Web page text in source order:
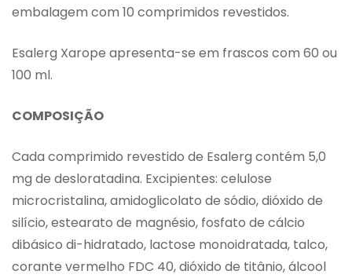
embalagem com 10 comprimidos revestidos.
Esalerg Xarope apresenta-se em frascos com 60 ou
100 ml.
COMPOSIÇÃO
Cada comprimido revestido de Esalerg contém 5,0
mg de desloratadina. Excipientes: celulose
microcristalina, amidoglicolato de sódio, dióxido de
silício, estearato de magnésio, fosfato de cálcio
dibásico di-hidratado, lactose monoidratada, talco,
corante vermelho FDC 40, dióxido de titânio, álcool